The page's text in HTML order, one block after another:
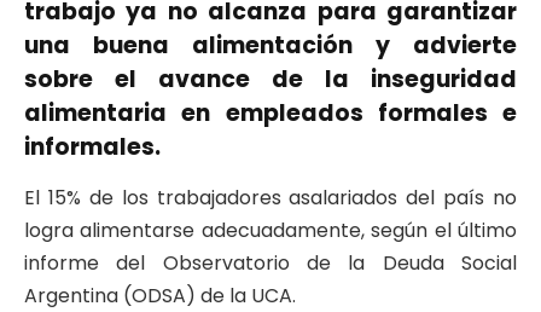
trabajo ya no alcanza para garantizar
una buena alimentación y advierte
sobre el avance de la inseguridad
alimentaria en empleados formales e
informales.
El 15% de los trabajadores asalariados del país no
logra alimentarse adecuadamente, según el último
informe del Observatorio de la Deuda Social
Argentina (ODSA) de la UCA.